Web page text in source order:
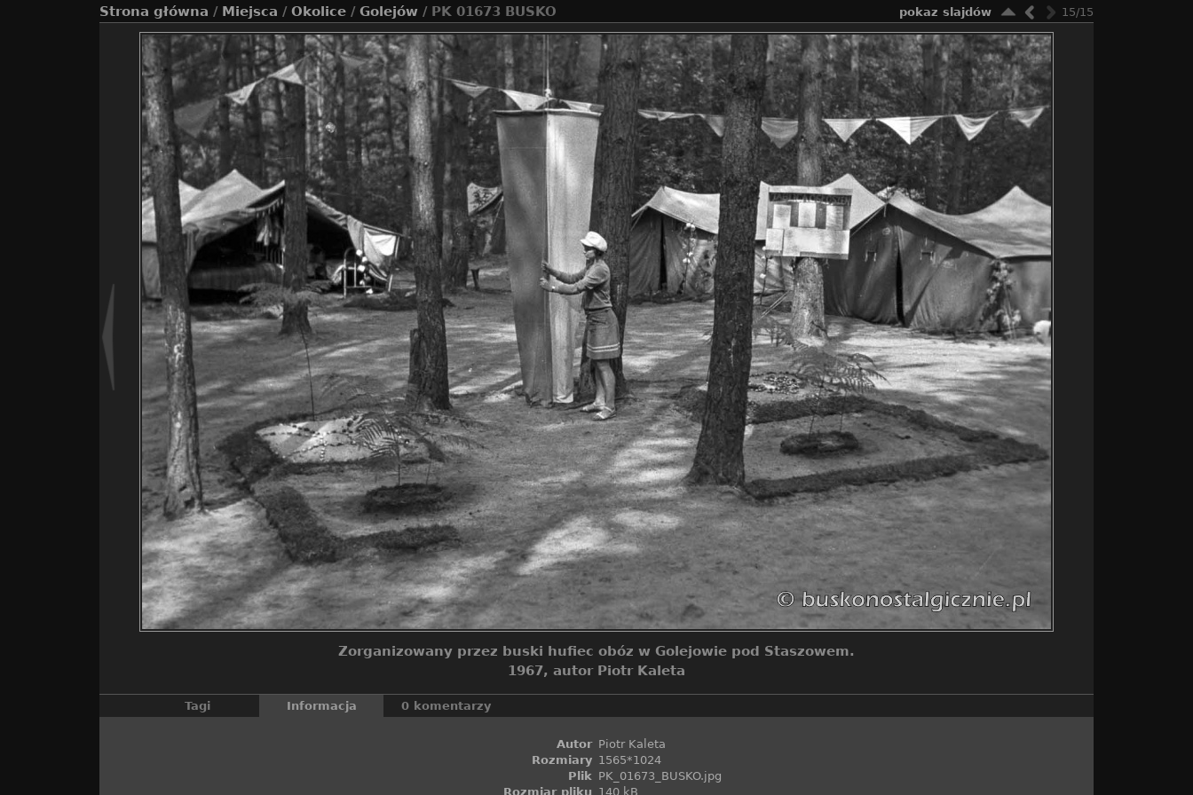
Strona główna / Miejsca / Okolice / Golejów / PK 01673 BUSKO 15/15
pokaz slajdów
Zorganizowany przez buski hufiec obóz w Golejowie pod Staszowem.
1967, autor Piotr Kaleta
Tagi Informacja 0 komentarzy
Autor Piotr Kaleta
Rozmiary 1565*1024
Plik PK_01673_BUSKO.jpg
Rozmiar pliku 140 kB